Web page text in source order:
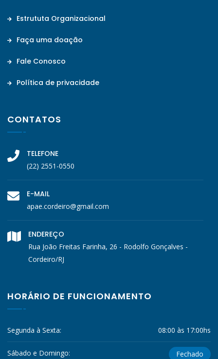
Estrututa Organizacional
Faça uma doação
Fale Conosco
Política de privacidade
CONTATOS
TELEFONE
(22) 2551-0550
E-MAIL
apae.cordeiro@gmail.com
ENDEREÇO
Rua João Freitas Farinha, 26 - Rodolfo Gonçalves -
Cordeiro/RJ
HORÁRIO DE FUNCIONAMENTO
Segunda à Sexta: 08:00 às 17:00hs
Sábado e Domingo: Fechado